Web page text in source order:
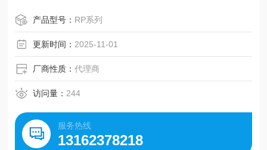
信功能 CE规格(20A~150A)，支持ROHS2 支持自由电源的
高通用性 高维护性和故障诊断 精细自由的控制，保守品和安
排的简化适合面向海外的案件等。
产品型号： RP系列
更新时间： 2025-11-01
厂商性质：代理商
访问量： 244
服务热线
13162378218